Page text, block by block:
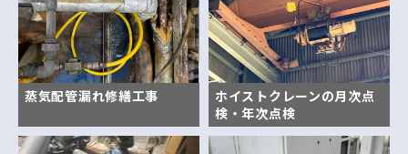
蒸気配管漏れ修繕工事
ホイストクレーンの月次点
検・年次点検